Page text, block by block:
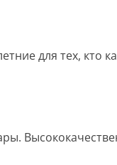
для тех, кто